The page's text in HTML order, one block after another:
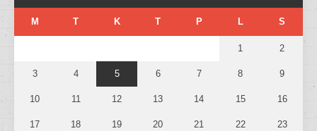
M T K T P L S
1 2
3 4 5 6 7 8 9
10 11 12 13 14 15 16
17 18 19 20 21 22 23